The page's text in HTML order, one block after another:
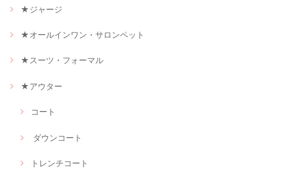
★ジャージ
★オールインワン・サロンペット
★スーツ・フォーマル
★アウター
コート
ダウンコート
トレンチコート